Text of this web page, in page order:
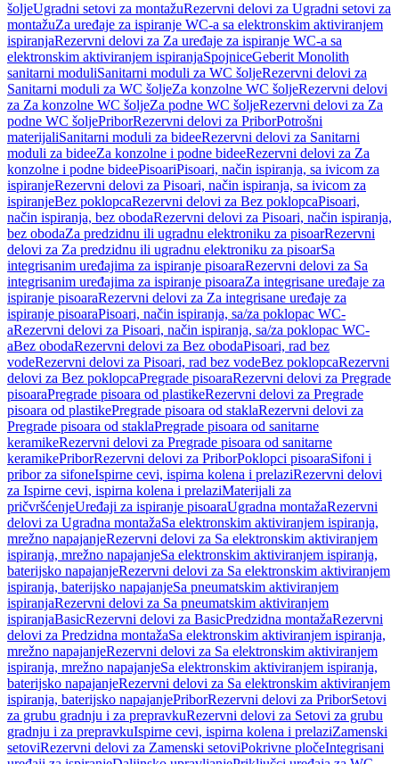
šoljeUgradni setovi za montažuRezervni delovi za Ugradni setovi za
montažuZa uređaje za ispiranje WC-a sa elektronskim aktiviranjem
ispiranjaRezervni delovi za Za uređaje za ispiranje WC-a sa
elektronskim aktiviranjem ispiranjaSpojniceGeberit Monolith
sanitarni moduliSanitarni moduli za WC šoljeRezervni delovi za
Sanitarni moduli za WC šoljeZa konzolne WC šoljeRezervni delovi
za Za konzolne WC šoljeZa podne WC šoljeRezervni delovi za Za
podne WC šoljePriborRezervni delovi za PriborPotrošni
materijaliSanitarni moduli za bideeRezervni delovi za Sanitarni
moduli za bideeZa konzolne i podne bideeRezervni delovi za Za
konzolne i podne bideePisoariPisoari, način ispiranja, sa ivicom za
ispiranjeRezervni delovi za Pisoari, način ispiranja, sa ivicom za
ispiranjeBez poklopcaRezervni delovi za Bez poklopcaPisoari,
način ispiranja, bez obodaRezervni delovi za Pisoari, način ispiranja,
bez obodaZa predzidnu ili ugradnu elektroniku za pisoarRezervni
delovi za Za predzidnu ili ugradnu elektroniku za pisoarSa
integrisanim uređajima za ispiranje pisoaraRezervni delovi za Sa
integrisanim uređajima za ispiranje pisoaraZa integrisane uređaje za
ispiranje pisoaraRezervni delovi za Za integrisane uređaje za
ispiranje pisoaraPisoari, način ispiranja, sa/za poklopac WC-
aRezervni delovi za Pisoari, način ispiranja, sa/za poklopac WC-
aBez obodaRezervni delovi za Bez obodaPisoari, rad bez
vodeRezervni delovi za Pisoari, rad bez vodeBez poklopcaRezervni
delovi za Bez poklopcaPregrade pisoaraRezervni delovi za Pregrade
pisoaraPregrade pisoara od plastikeRezervni delovi za Pregrade
pisoara od plastikePregrade pisoara od staklaRezervni delovi za
Pregrade pisoara od staklaPregrade pisoara od sanitarne
keramikeRezervni delovi za Pregrade pisoara od sanitarne
keramikePriborRezervni delovi za PriborPoklopci pisoaraSifoni i
pribor za sifoneIspirne cevi, ispirna kolena i prelaziRezervni delovi
za Ispirne cevi, ispirna kolena i prelaziMaterijali za
pričvršćenjeUređaji za ispiranje pisoaraUgradna montažaRezervni
delovi za Ugradna montažaSa elektronskim aktiviranjem ispiranja,
mrežno napajanjeRezervni delovi za Sa elektronskim aktiviranjem
ispiranja, mrežno napajanjeSa elektronskim aktiviranjem ispiranja,
baterijsko napajanjeRezervni delovi za Sa elektronskim aktiviranjem
ispiranja, baterijsko napajanjeSa pneumatskim aktiviranjem
ispiranjaRezervni delovi za Sa pneumatskim aktiviranjem
ispiranjaBasicRezervni delovi za BasicPredzidna montažaRezervni
delovi za Predzidna montažaSa elektronskim aktiviranjem ispiranja,
mrežno napajanjeRezervni delovi za Sa elektronskim aktiviranjem
ispiranja, mrežno napajanjeSa elektronskim aktiviranjem ispiranja,
baterijsko napajanjeRezervni delovi za Sa elektronskim aktiviranjem
ispiranja, baterijsko napajanjePriborRezervni delovi za PriborSetovi
za grubu gradnju i za prepravkuRezervni delovi za Setovi za grubu
gradnju i za prepravkuIspirne cevi, ispirna kolena i prelaziZamenski
setoviRezervni delovi za Zamenski setoviPokrivne pločeIntegrisani